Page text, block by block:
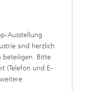
Ausstellung
sind herzlich
beteiligen. Bitte
(Telefon und E-